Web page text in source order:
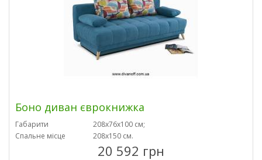
Боно диван єврокнижка
Габарити
208х76х100 см;
Спальне місце
208х150 см.
20 592 грн